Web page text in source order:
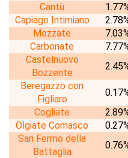
Cantù
Capiago Intimiano
Mozzate
Carbonate
Castelnuovo
Bozzente
Beregazzo con
Figliaro
Cogliate
Olgiate Comasco
San Fermo della
Battaglia